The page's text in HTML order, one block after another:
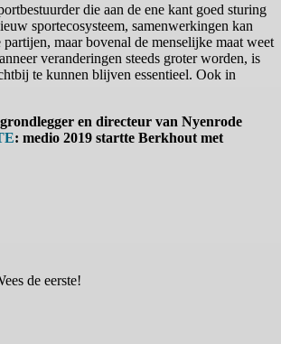
die aan de ene kant goed sturing
sportecosysteem, samenwerkingen kan
partijen, maar bovenal de menselijke maat weet
veranderingen steeds groter worden, is
te kunnen blijven essentieel. Ook in
en directeur van Nyenrode
: medio 2019 startte Berkhout met
de eerste!